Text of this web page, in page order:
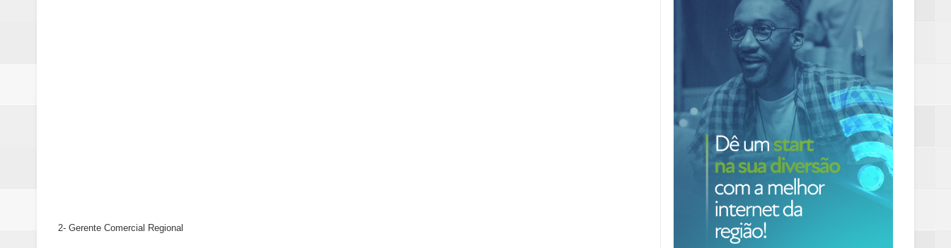
2- Gerente Comercial Regional